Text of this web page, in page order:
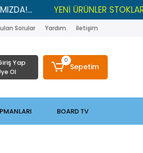
YENİ ÜRÜNLER STOKLARDA , LGP
Sorular Yardım İletişim
Yap
Ol
0
Sepetim
BOARD TV